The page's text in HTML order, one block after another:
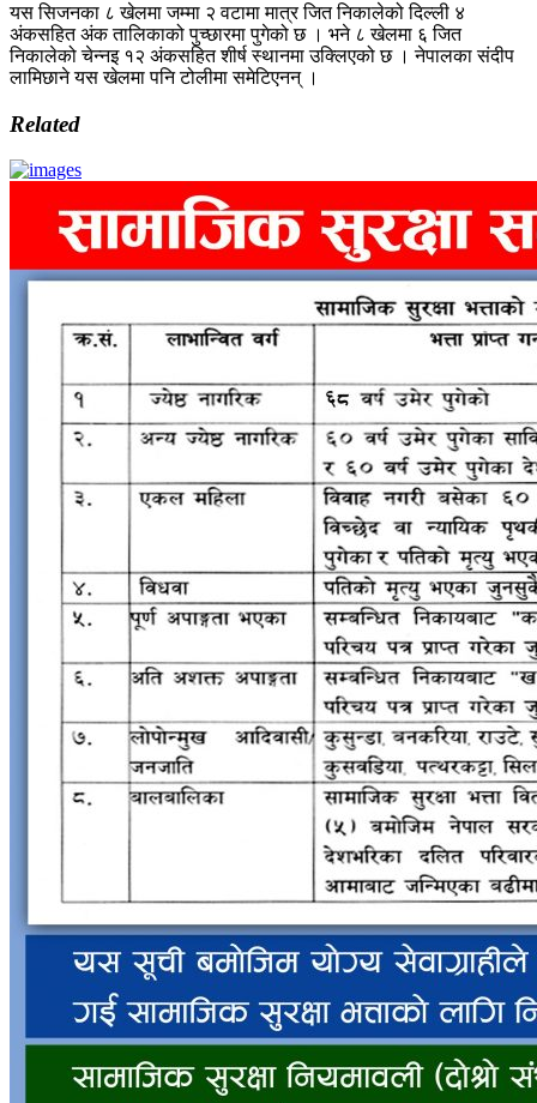
यस सिजनका ८ खेलमा जम्मा २ वटामा मात्र जित निकालेको दिल्ली ४
अंकसहित अंक तालिकाको पुच्छारमा पुगेको छ । भने ८ खेलमा ६ जित
निकालेको चेन्नइ १२ अंकसहित शीर्ष स्थानमा उक्लिएको छ । नेपालका संदीप
लामिछाने यस खेलमा पनि टोलीमा समेटिएनन् ।
Related